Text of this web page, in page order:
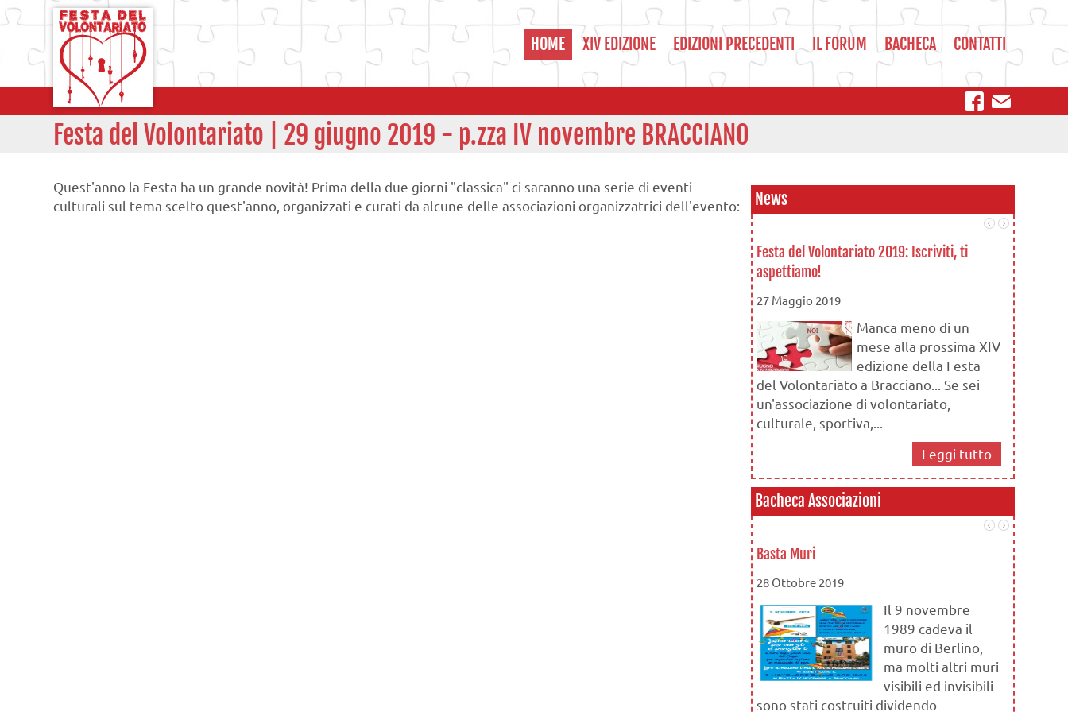
HOME XIV EDIZIONE EDIZIONI PRECEDENTI IL FORUM BACHECA CONTATTI
Festa del Volontariato | 29 giugno 2019 - p.zza IV novembre BRACCIANO
Quest'anno la Festa ha un grande novità! Prima della due giorni "classica" ci saranno una serie di eventi
culturali sul tema scelto quest'anno, organizzati e curati da alcune delle associazioni organizzatrici dell'evento:
News
Festa del Volontariato 2019: Iscriviti, ti
aspettiamo!
27 Maggio 2019
Manca meno di un
mese alla prossima XIV
edizione della Festa
del Volontariato a Bracciano... Se sei
un'associazione di volontariato,
culturale, sportiva,...
Leggi tutto
Le
16
ma ben
Bacheca Associazioni
Basta Muri
28 Ottobre 2019
Il 9 novembre
1989 cadeva il
muro di Berlino,
ma molti altri muri
visibili ed invisibili
sono stati costruiti dividendo
Attività
28